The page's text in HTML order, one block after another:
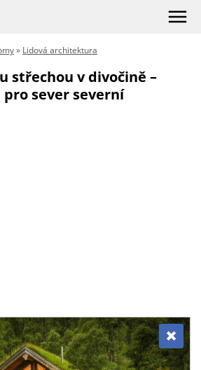
» Lidová architektura
střechou v divočině –
sever severní